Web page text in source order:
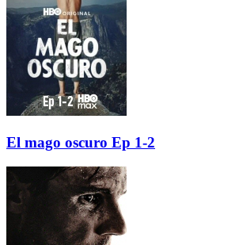
El mago oscuro Ep 1-2